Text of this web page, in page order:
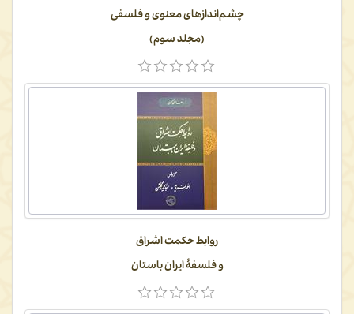
چشم‌اندازهای معنوی و فلسفی
(مجلد سوم)
روابط حکمت اشراق
و فلسفۀ ایران باستان